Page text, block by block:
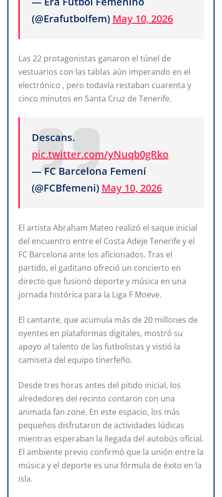
(@Erafutbolfem) May 10, 2026
Las 22 protagonistas ganaron el túnel de
vestuarios con las tablas aún imperando en el
electrónico , pero todavía restaban cuarenta y
cinco minutos en Santa Cruz de Tenerife.
Descans.
pic.twitter.com/yNuqb0gRko
— FC Barcelona Femení
(@FCBfemeni) May 10, 2026
El artista Abraham Mateo realizó el saque inicial
del encuentro entre el Costa Adeje Tenerife y el
FC Barcelona ante los aficionados. Tras el
partido, el gaditano ofreció un concierto en
directo que fusionó deporte y música en una
jornada histórica para la Liga F Moeve.
El cantante, que acumula más de 20 millones de
oyentes en plataformas digitales, mostró su
apoyo al talento de las futbolistas y vistió la
camiseta del equipo tinerfeño.
Desde tres horas antes del pitido inicial, los
alrededores del recinto contaron con una
animada fan zone. En este espacio, los más
pequeños disfrutaron de actividades lúdicas
mientras esperaban la llegada del autobús oficial.
El ambiente previo confirmó que la unión entre la
música y el deporte es una fórmula de éxito en la
isla.